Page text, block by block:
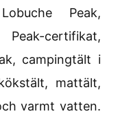
Peak,
certifikat,
campingtält i
mattält,
varmt vatten.